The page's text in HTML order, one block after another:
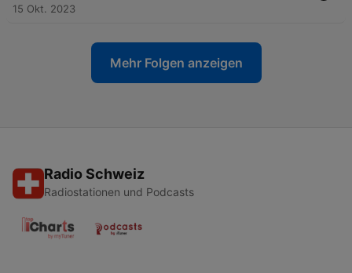
15 Okt. 2023
Mehr Folgen anzeigen
Radio Schweiz
Radiostationen und Podcasts